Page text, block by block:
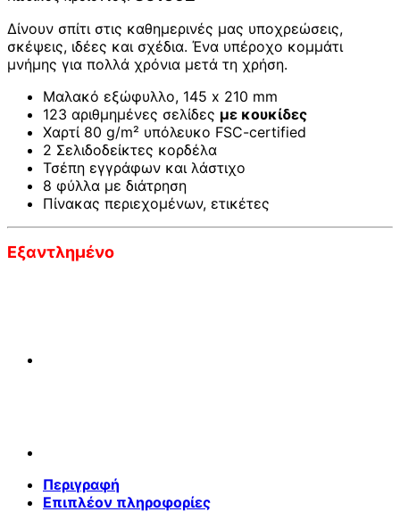
Δίνουν σπίτι στις καθημερινές μας υποχρεώσεις,
σκέψεις, ιδέες και σχέδια. Ένα υπέροχο κομμάτι
μνήμης για πολλά χρόνια μετά τη χρήση.
Μαλακό εξώφυλλο, 145 x 210 mm
123 αριθμημένες σελίδες με κουκίδες
Χαρτί 80 g/m² υπόλευκο FSC-certified
2 Σελιδοδείκτες κορδέλα
Τσέπη εγγράφων και λάστιχο
8 φύλλα με διάτρηση
Πίνακας περιεχομένων, ετικέτες
Εξαντλημένο
Περιγραφή
Επιπλέον πληροφορίες